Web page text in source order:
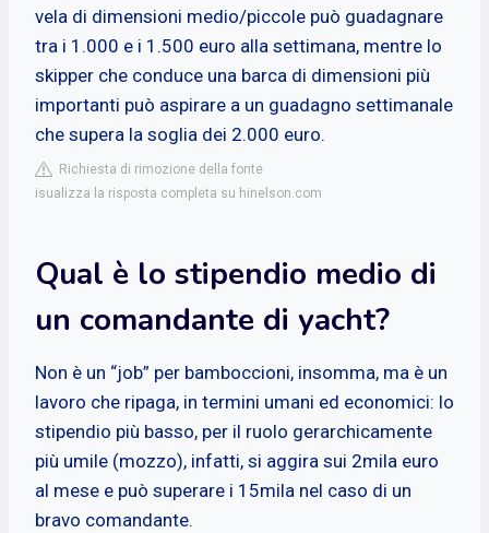
vela di dimensioni medio/piccole può guadagnare
tra i 1.000 e i 1.500 euro alla settimana, mentre lo
skipper che conduce una barca di dimensioni più
importanti può aspirare a un guadagno settimanale
che supera la soglia dei 2.000 euro.
Richiesta di rimozione della fonte
isualizza la risposta completa su hinelson.com
Qual è lo stipendio medio di
un comandante di yacht?
Non è un “job” per bamboccioni, insomma, ma è un
lavoro che ripaga, in termini umani ed economici: lo
stipendio più basso, per il ruolo gerarchicamente
più umile (mozzo), infatti, si aggira sui 2mila euro
al mese e può superare i 15mila nel caso di un
bravo comandante.